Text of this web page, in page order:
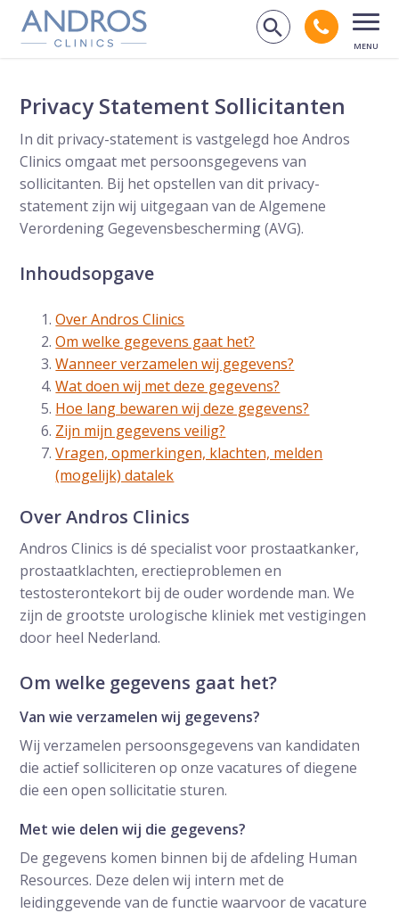
Navigatie overslaan
Zoek op
Bel
Privacy Statement Sollicitanten
In dit privacy-statement is vastgelegd hoe Andros
Clinics omgaat met persoonsgegevens van
sollicitanten. Bij het opstellen van dit privacy-
statement zijn wij uitgegaan van de Algemene
Verordening Gegevensbescherming (AVG).
Inhoudsopgave
Over Andros Clinics
Om welke gegevens gaat het?
Wanneer verzamelen wij gegevens?
Wat doen wij met deze gegevens?
Hoe lang bewaren wij deze gegevens?
Zijn mijn gegevens veilig?
Vragen, opmerkingen, klachten, melden
(mogelijk) datalek
Over Andros Clinics
Andros Clinics is dé specialist voor prostaatkanker,
prostaatklachten, erectieproblemen en
testosterontekort bij de ouder wordende man. We
zijn de grootste urologische kliniek met vestigingen
door heel Nederland.
Om welke gegevens gaat het?
Van wie verzamelen wij gegevens?
Wij verzamelen persoonsgegevens van kandidaten
die actief solliciteren op onze vacatures of diegene
die een open sollicitatie sturen.
Met wie delen wij die gegevens?
De gegevens komen binnen bij de afdeling Human
Resources. Deze delen wij intern met de
leidinggevende van de functie waarvoor de vacature